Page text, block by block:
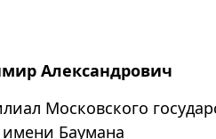
Александрович
Московского
имени Баумана